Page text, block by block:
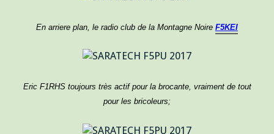
En arriere plan, le radio club de la Montagne Noire F5KEI
Eric F1RHS toujours très actif pour la brocante, vraiment de tout
pour les bricoleurs;